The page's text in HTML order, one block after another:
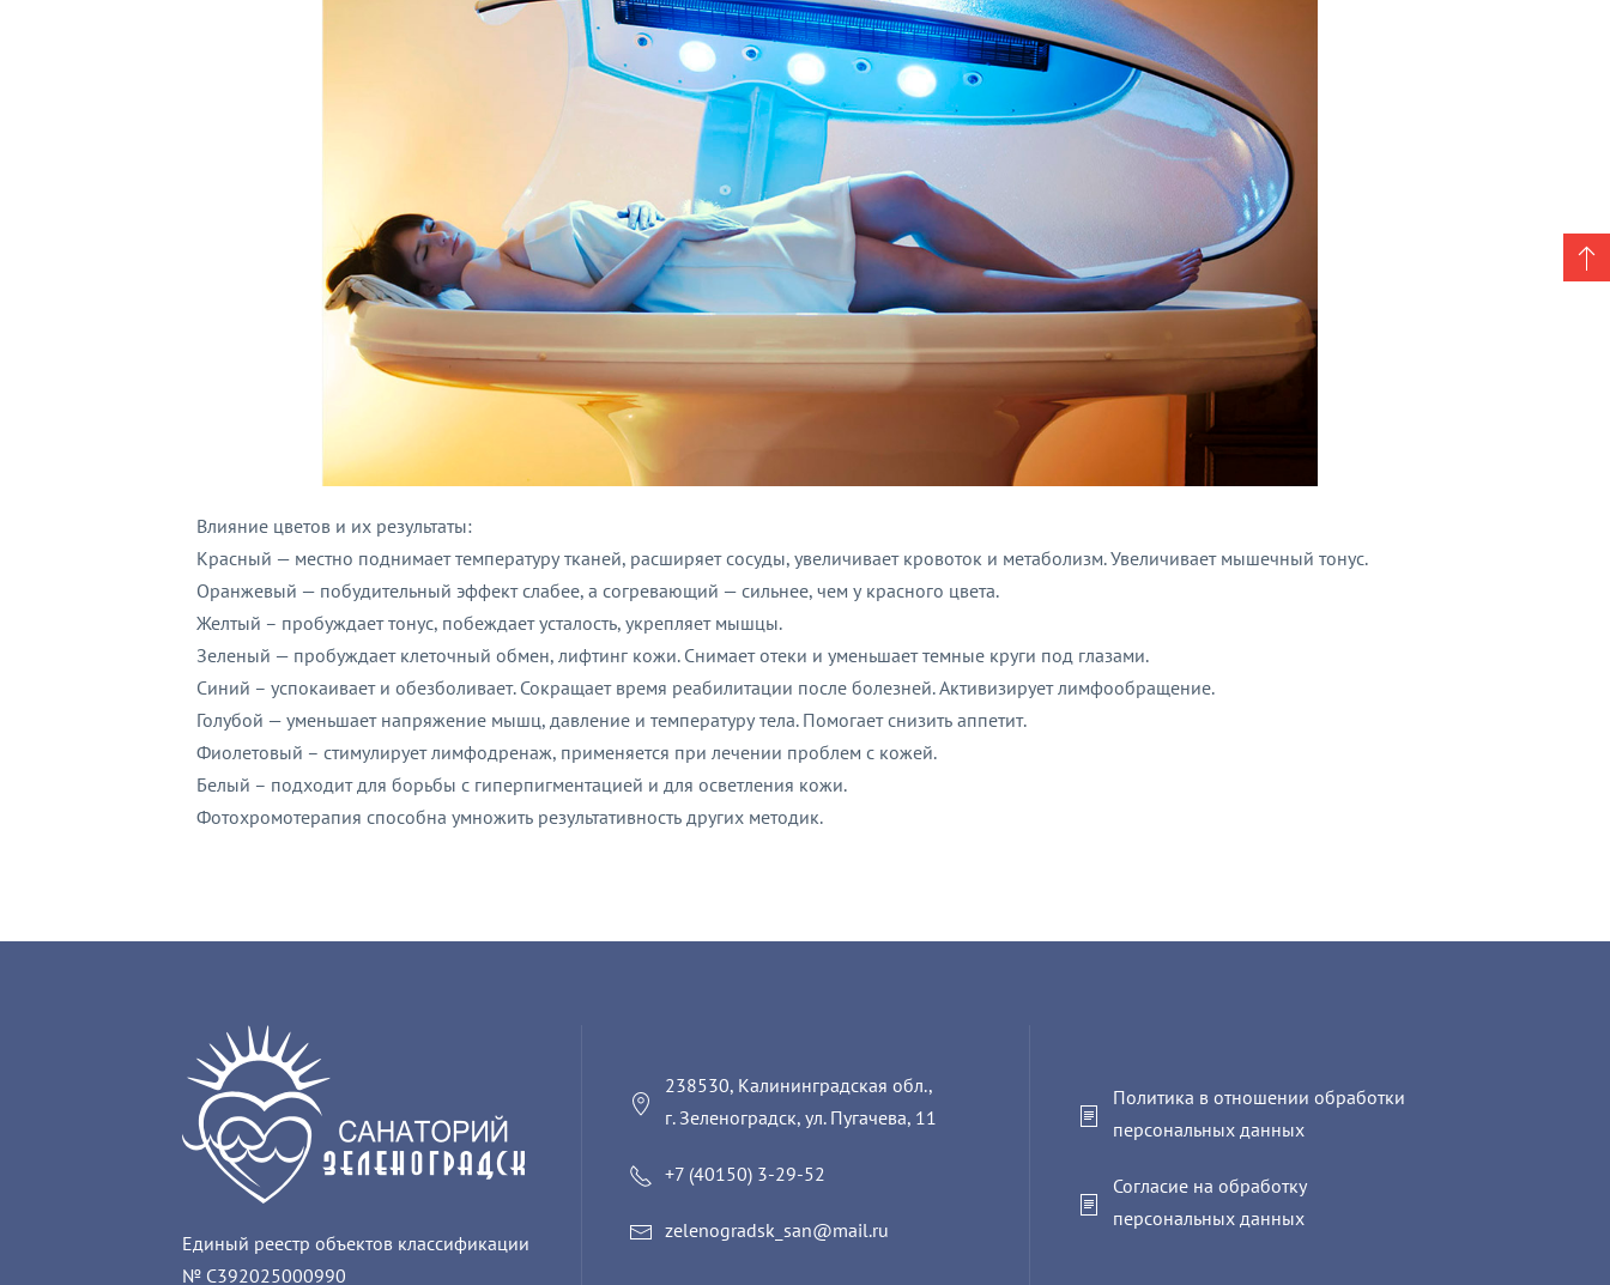
Влияние цветов и их результаты:
Красный — местно поднимает температуру тканей, расширяет сосуды, увеличивает кровоток и метаболизм. Увеличивает мышечный тонус.
Оранжевый — побудительный эффект слабее, а согревающий — сильнее, чем у красного цвета.
Желтый – пробуждает тонус, побеждает усталость, укрепляет мышцы.
Зеленый — пробуждает клеточный обмен, лифтинг кожи. Снимает отеки и уменьшает темные круги под глазами.
Синий – успокаивает и обезболивает. Сокращает время реабилитации после болезней. Активизирует лимфообращение.
Голубой — уменьшает напряжение мышц, давление и температуру тела. Помогает снизить аппетит.
Фиолетовый – стимулирует лимфодренаж, применяется при лечении проблем с кожей.
Белый – подходит для борьбы с гиперпигментацией и для осветления кожи.
Фотохромотерапия способна умножить результативность других методик.
Единый реестр объектов классификации
№ С392025000990
238530, Калининградская обл.,
г. Зеленоградск, ул. Пугачева, 11
+7 (40150) 3-29-52
zelenogradsk_san@mail.ru
Политика в отношении обработки
персональных данных
Согласие на обработку
персональных данных